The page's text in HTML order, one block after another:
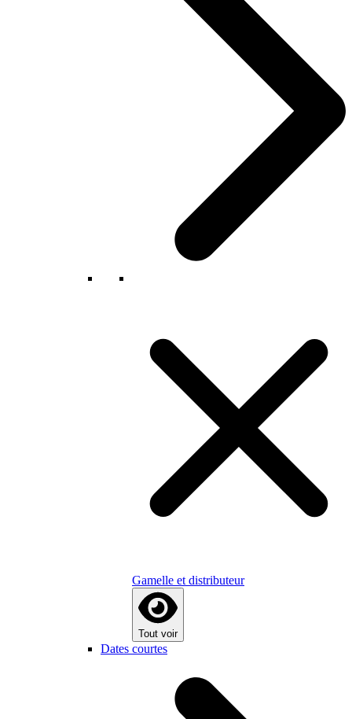
Gamelle et distributeur
Tout voir
Dates courtes